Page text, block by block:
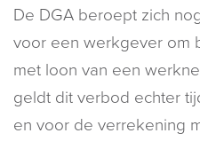
De DGA beroept zich
voor een werkgever om
met loon van een
geldt dit verbod echter
en voor de verrekening